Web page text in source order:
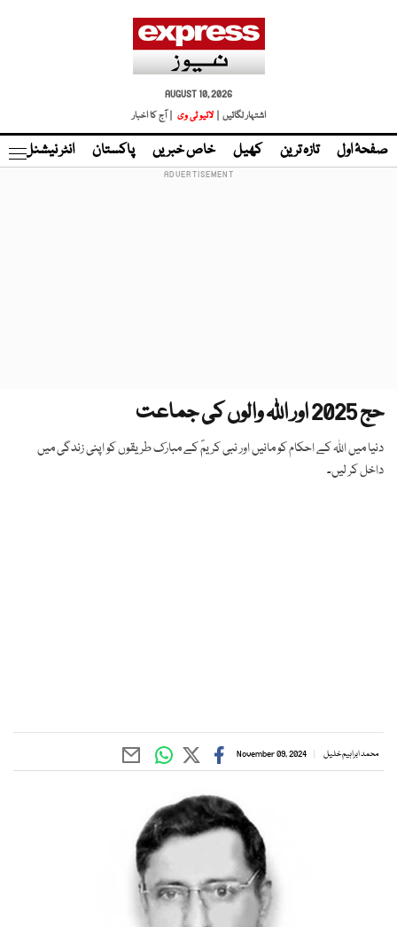
AUGUST 10, 2026
اشتہار لگائیں |
لائیو ٹی وی | آج کا اخبار
صفحۂ اول تازہ ترین کھیل خاص خبریں پاکستان انٹر نیشنل
حج 2025 اور اللہ والوں کی جماعت
دنیا میں اللہ کے احکام کو مانیں اور نبی کریمؐ کے مبارک طریقوں کو اپنی زندگی میں
داخل کر لیں۔
محمد ابراہیم خلیل November 09, 2024